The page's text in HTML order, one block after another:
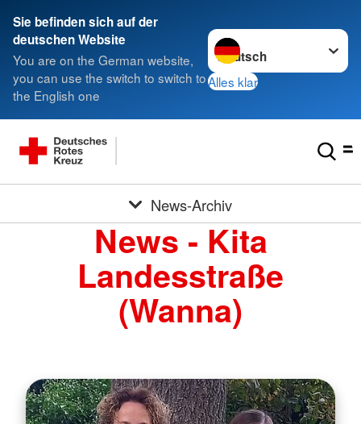
Sie befinden sich auf der
deutschen Website
You are on the German website,
you can use the switch to switch to
the English one
Sprache wechseln zu
Alles klar
News-Archiv
News - Kita
Landesstraße
(Wanna)